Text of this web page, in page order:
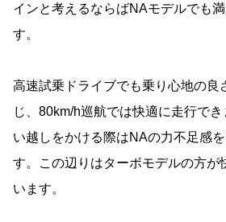
インと考えるならばNAモデルでも
す。
高速試乗ドライブでも乗り心地の良
じ、80km/h巡航では快適に走行で
い越しをかける際はNAの力不足感
す。この辺りはターボモデルの方が
います。